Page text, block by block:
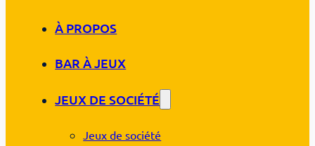
À PROPOS
BAR À JEUX
JEUX DE SOCIÉTÉ
Jeux de société